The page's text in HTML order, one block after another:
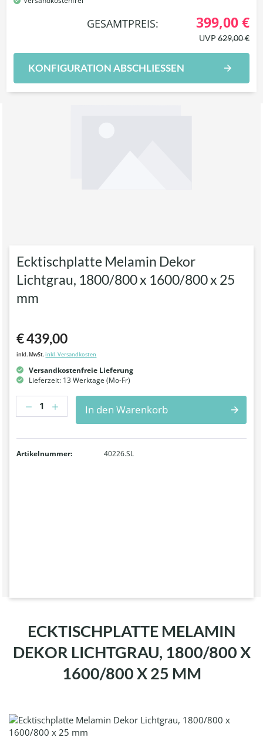
GESAMTPREIS: 399,00 €
UVP629,00 €
KONFIGURATION ABSCHLIESSEN
Ecktischplatte Melamin Dekor
Lichtgrau, 1800/800 x 1600/800 x 25
mm
€ 439,00
inkl. MwSt.inkl. Versandkosten
Versandkostenfreie Lieferung
Lieferzeit: 13 Werktage (Mo-Fr)
Anzahl
In den Warenkorb
Artikelnummer: 40226.SL
ECKTISCHPLATTE MELAMIN
DEKOR LICHTGRAU, 1800/800 X
1600/800 X 25 MM